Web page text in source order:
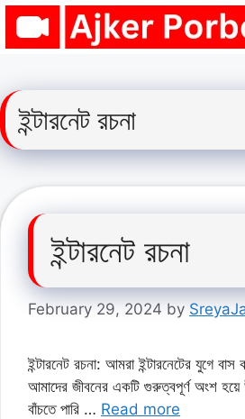
Skip
ইন্টারনেট রচনা
ইন্টারনেট রচনা
February 29, 2024 by
ইন্টারনেট রচনা: আমরা ইন্টারনেটের যুগে
আমাদের জীবনের একটি গুরুত্বপূর্ণ অংশ হয়ে
বাঁচতে পারি … Read more